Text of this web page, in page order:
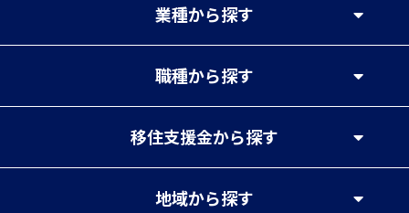
業種から探す
職種から探す
移住支援金から探す
地域から探す